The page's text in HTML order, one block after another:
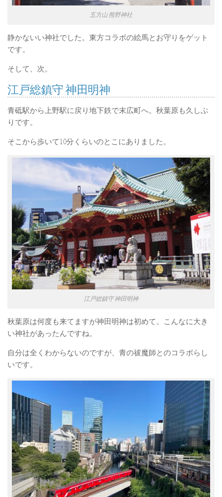
五方山 熊野神社
静かないい神社でした。東方コラボの絵馬とお守りをゲット
です。
そして、次。
江戸総鎮守 神田明神
青砥駅から上野駅に戻り地下鉄で末広町へ。秋葉原も久しぶ
りです。
そこから歩いて10分くらいのとこにありました。
江戸総鎮守 神田明神
秋葉原は何度も来てますが神田明神は初めて。こんなに大き
い神社があったんですね。
自分は全くわからないのですが、青の祓魔師とのコラボらし
いです。